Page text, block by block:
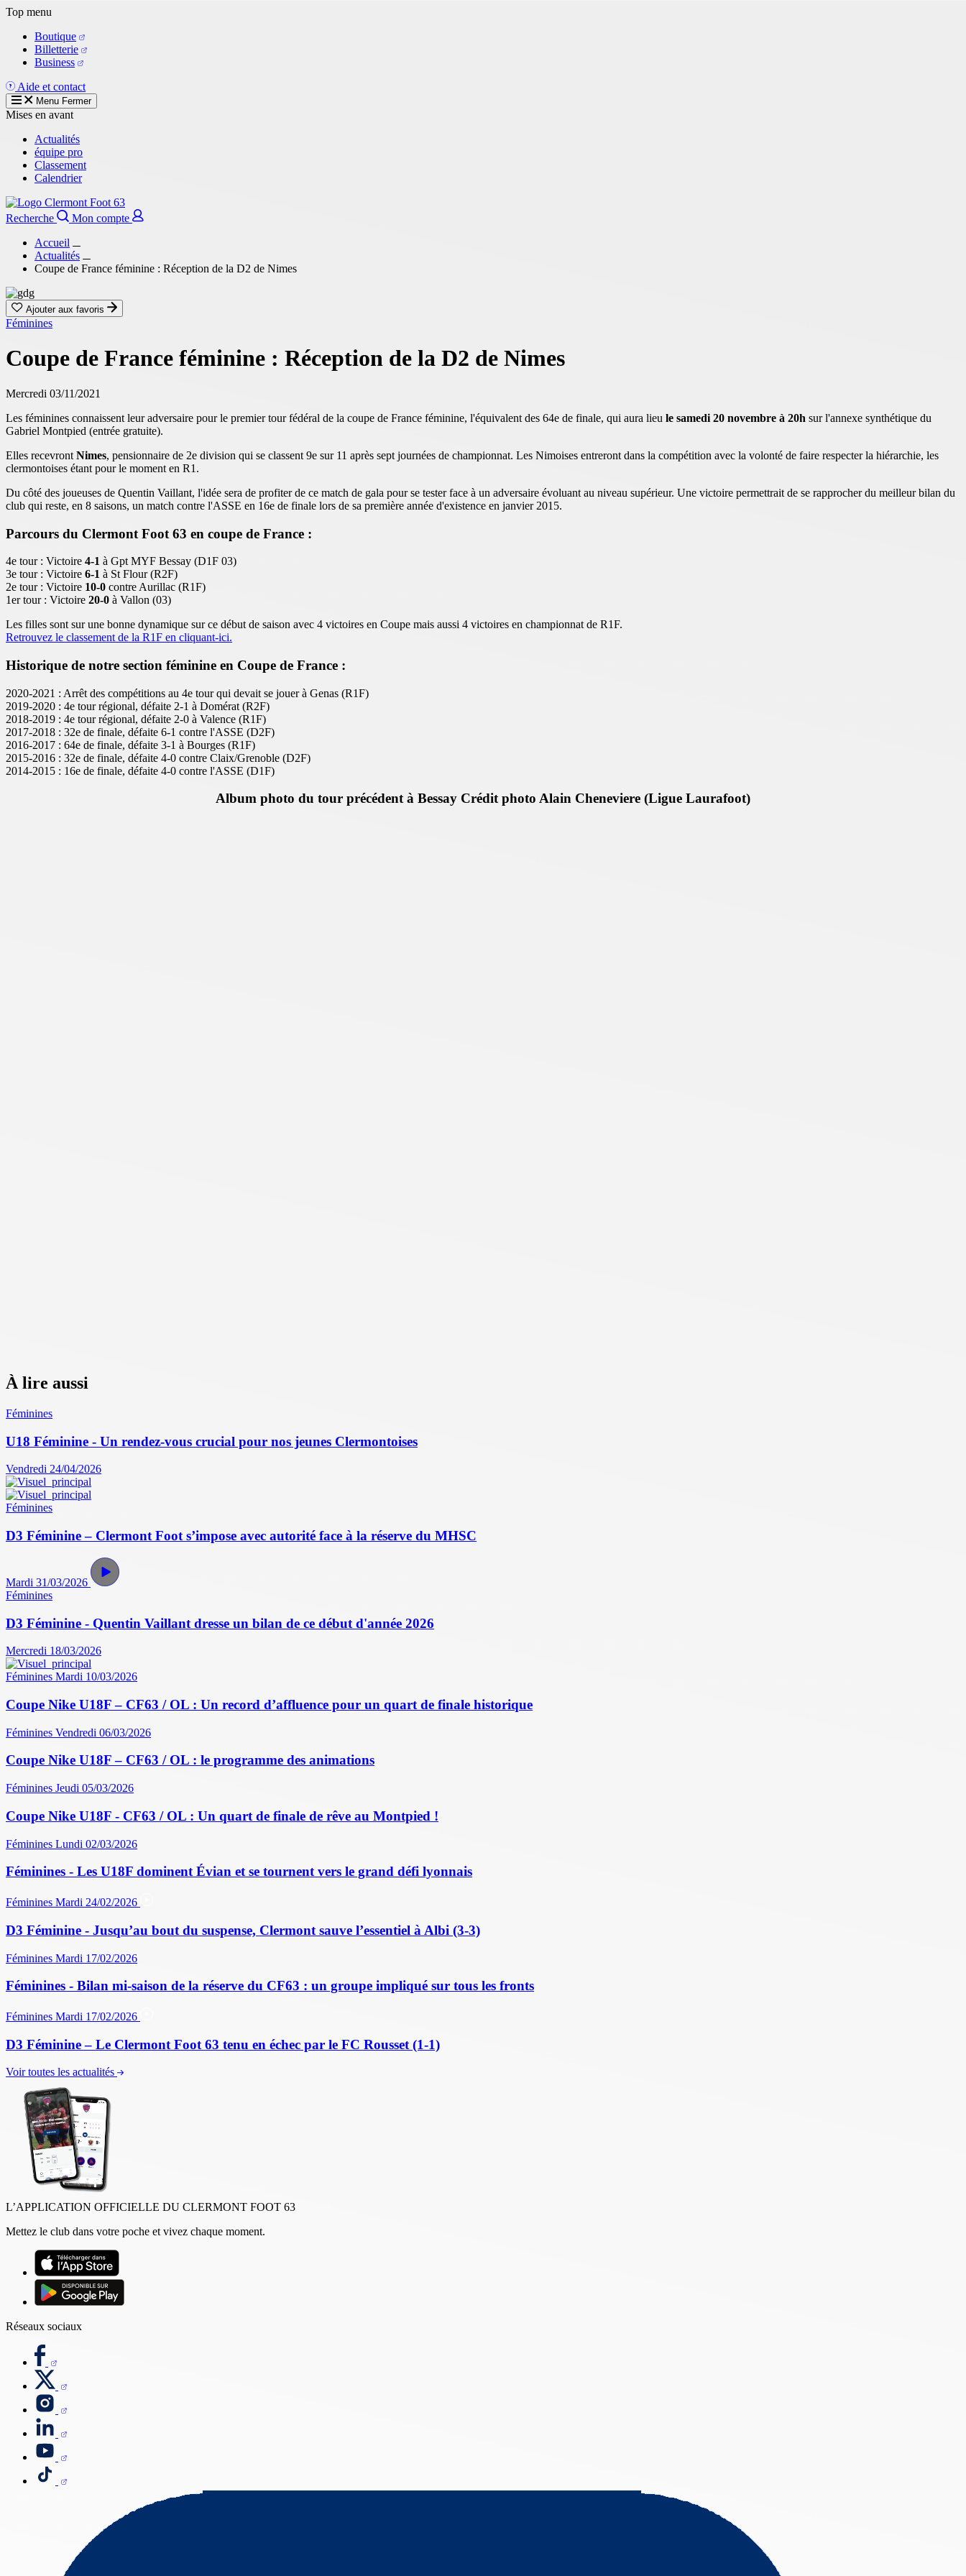
Aller
contenu
principal
Top menu
Boutique
Billetterie
Business
Aide et contact
Menu Fermer
Mises en avant
Actualités
équipe pro
Classement
Calendrier
Recherche
Mon compte
Accueil
Actualités
Coupe de France féminine : Réception de la D2 de Nimes
Ajouter aux favoris
Féminines
Coupe de France féminine : Réception de la D2 de Nimes
Mercredi 03/11/2021
Les féminines connaissent leur adversaire pour le premier tour fédéral de la coupe de France féminine, l'équivalent des 64e de finale, qui aura lieu le samedi 20 novembre à 20h sur l'annexe synthétique du
Gabriel Montpied (entrée gratuite).
Elles recevront Nimes, pensionnaire de 2e division qui se classent 9e sur 11 après sept journées de championnat. Les Nimoises entreront dans la compétition avec la volonté de faire respecter la hiérarchie, les
clermontoises étant pour le moment en R1.
Du côté des joueuses de Quentin Vaillant, l'idée sera de profiter de ce match de gala pour se tester face à un adversaire évoluant au niveau supérieur. Une victoire permettrait de se rapprocher du meilleur bilan du
club qui reste, en 8 saisons, un match contre l'ASSE en 16e de finale lors de sa première année d'existence en janvier 2015.
Parcours du Clermont Foot 63 en coupe de France :
4e tour : Victoire 4-1 à Gpt MYF Bessay (D1F 03)
3e tour : Victoire 6-1 à St Flour (R2F)
2e tour : Victoire 10-0 contre Aurillac (R1F)
1er tour : Victoire 20-0 à Vallon (03)
Les filles sont sur une bonne dynamique sur ce début de saison avec 4 victoires en Coupe mais aussi 4 victoires en championnat de R1F.
Retrouvez le classement de la R1F en cliquant-ici.
Historique de notre section féminine en Coupe de France :
2020-2021 : Arrêt des compétitions au 4e tour qui devait se jouer à Genas (R1F)
2019-2020 : 4e tour régional, défaite 2-1 à Domérat (R2F)
2018-2019 : 4e tour régional, défaite 2-0 à Valence (R1F)
2017-2018 : 32e de finale, défaite 6-1 contre l'ASSE (D2F)
2016-2017 : 64e de finale, défaite 3-1 à Bourges (R1F)
2015-2016 : 32e de finale, défaite 4-0 contre Claix/Grenoble (D2F)
2014-2015 : 16e de finale, défaite 4-0 contre l'ASSE (D1F)
Album photo du tour précédent à Bessay Crédit photo Alain Cheneviere (Ligue Laurafoot)
À lire aussi
Féminines
U18 Féminine - Un rendez-vous crucial pour nos jeunes Clermontoises
Vendredi 24/04/2026
Féminines
D3 Féminine – Clermont Foot s’impose avec autorité face à la réserve du MHSC
Mardi 31/03/2026
Féminines
D3 Féminine - Quentin Vaillant dresse un bilan de ce début d'année 2026
Mercredi 18/03/2026
Féminines Mardi 10/03/2026
Coupe Nike U18F – CF63 / OL : Un record d’affluence pour un quart de finale historique
Féminines Vendredi 06/03/2026
Coupe Nike U18F – CF63 / OL : le programme des animations
Féminines Jeudi 05/03/2026
Coupe Nike U18F - CF63 / OL : Un quart de finale de rêve au Montpied !
Féminines Lundi 02/03/2026
Féminines - Les U18F dominent Évian et se tournent vers le grand défi lyonnais
Féminines Mardi 24/02/2026
D3 Féminine - Jusqu’au bout du suspense, Clermont sauve l’essentiel à Albi (3-3)
Féminines Mardi 17/02/2026
Féminines - Bilan mi-saison de la réserve du CF63 : un groupe impliqué sur tous les fronts
Féminines Mardi 17/02/2026
D3 Féminine – Le Clermont Foot 63 tenu en échec par le FC Rousset (1-1)
Voir toutes les actualités
L’APPLICATION OFFICIELLE DU CLERMONT FOOT 63
Mettez le club dans votre poche et vivez chaque moment.
Réseaux sociaux